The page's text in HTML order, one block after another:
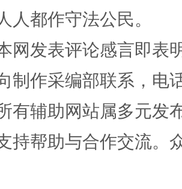
制助力责任有效落实 一纸欠
人都作守法公民。
网发表评论感言即表
制作采编部联系，电
有辅助网站属多元发
持帮助与合作交流。